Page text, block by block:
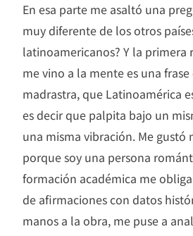
En esa parte me asaltó una
muy diferente de los otros
latinoamericanos? Y la primera
me vino a la mente es una
madrastra, que Latinoamérica
es decir que palpita bajo un
una misma vibración. Me gustó
porque soy una persona
formación académica me
de afirmaciones con datos
manos a la obra, me puse a